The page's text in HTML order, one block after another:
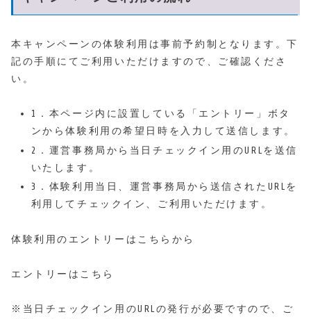
本キャンペーンの体験利用は事前予約制 となります。下
記の手順にてご利用いただけますので、ご確認くださ
い。
1． 本ページ内に設置している「エントリー」ボタ
ンから体験利用の希望日時を入力して送信します。
2． 運営事務局から当日チェックイン用のURLを送信
いたします。
3． 体験利用当日、運営事務局から送信されたURLを
利用してチェックイン、ご利用いただけます。
体験利用のエントリーはこちらから
エントリーはこちら
※当日チェックイン用のURLの発行が必要ですので、ご